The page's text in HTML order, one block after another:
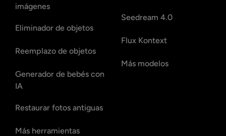
imágenes
Eliminador de objetos
Reemplazo de objetos
Generador de bebés con
IA
Restaurar fotos antiguas
Más herramientas
Seedream 4.0
Flux Kontext
Más modelos